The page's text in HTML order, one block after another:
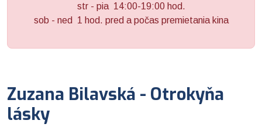
str - pia 14:00-19:00 hod.
sob - ned 1 hod. pred a počas premietania kina
Zuzana Bilavská - Otrokyňa
lásky